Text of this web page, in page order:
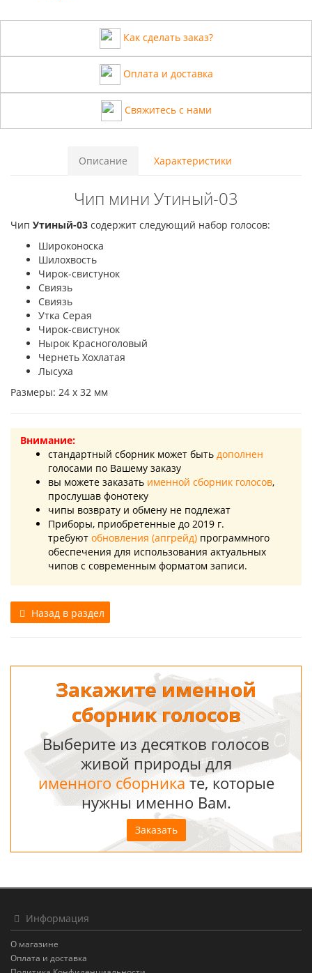
Как сделать заказ?
Оплата и доставка
Свяжитесь с нами
Описание Характеристики
Чип мини Утиный-03
Чип Утиный-03 содержит следующий набор голосов:
Широконоска
Шилохвость
Чирок-свистунок
Свиязь
Свиязь
Утка Серая
Чирок-свистунок
Нырок Красноголовый
Чернеть Хохлатая
Лысуха
Размеры: 24 х 32 мм
Внимание:
стандартный сборник может быть дополнен
голосами по Вашему заказу
вы можете заказать именной сборник голосов,
прослушав фонотеку
чипы возврату и обмену не подлежат
Приборы, приобретенные до 2019 г.
требуют обновления (апгрейд) программного
обеспечения для использования актуальных
чипов с современным форматом записи.
Назад в раздел
Закажите именной
сборник голосов
Выберите из десятков голосов
живой природы для
именного сборника те, которые
нужны именно Вам.
Заказать
Информация
О магазине
Оплата и доставка